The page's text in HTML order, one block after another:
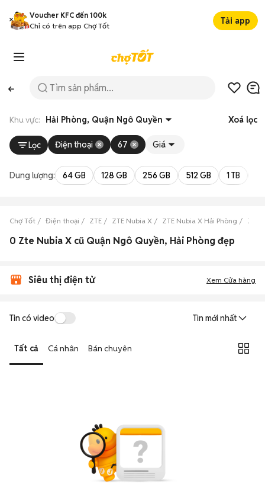
Voucher KFC đến 100k
Chỉ có trên app Chợ Tốt
Tải app
Khu vực: Hải Phòng, Quận Ngô Quyền Xoá lọc
Lọc Điện thoại 67 Giá
Dung lượng: 64 GB 128 GB 256 GB 512 GB 1 TB
Chợ Tốt Điện thoại ZTE ZTE Nubia X ZTE Nubia X Hải Phòng ZTE
0 Zte Nubia X cũ Quận Ngô Quyền, Hải Phòng đẹp
Siêu thị điện tử Xem Cửa hàng
Tin có video Tin mới nhất
Tất cả Cá nhân Bán chuyên